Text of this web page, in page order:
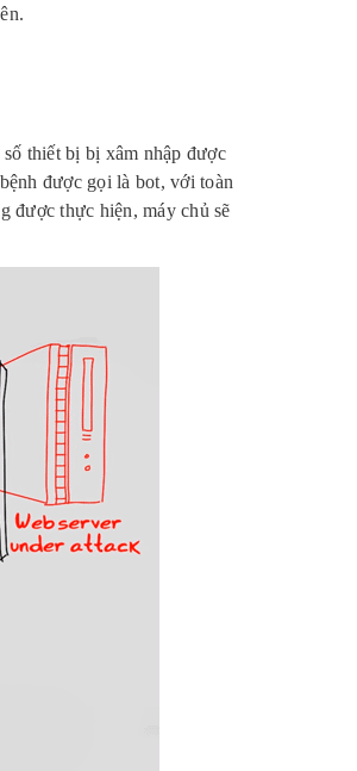
thiết bị bị xâm nhập được
được gọi là bot, với toàn
được thực hiện, máy chủ sẽ